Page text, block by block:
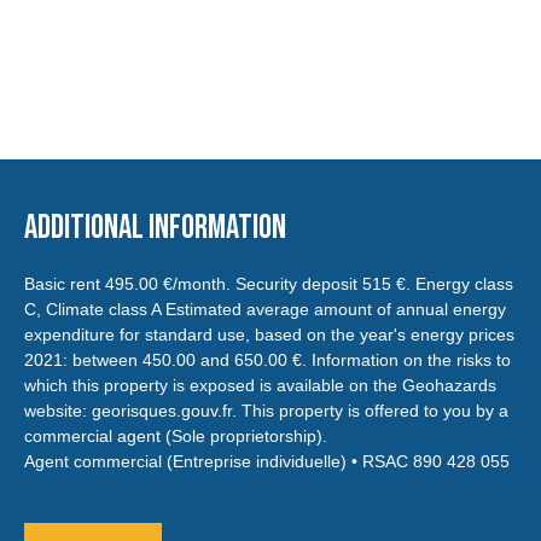
Additional information
Basic rent 495.00 €/month. Security deposit 515 €. Energy class
C, Climate class A Estimated average amount of annual energy
expenditure for standard use, based on the year's energy prices
2021: between 450.00 and 650.00 €. Information on the risks to
which this property is exposed is available on the Geohazards
website: georisques.gouv.fr. This property is offered to you by a
commercial agent (Sole proprietorship).
Agent commercial (Entreprise individuelle) • RSAC 890 428 055